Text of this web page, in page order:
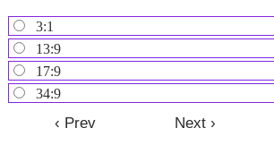
3:1
13:9
17:9
34:9